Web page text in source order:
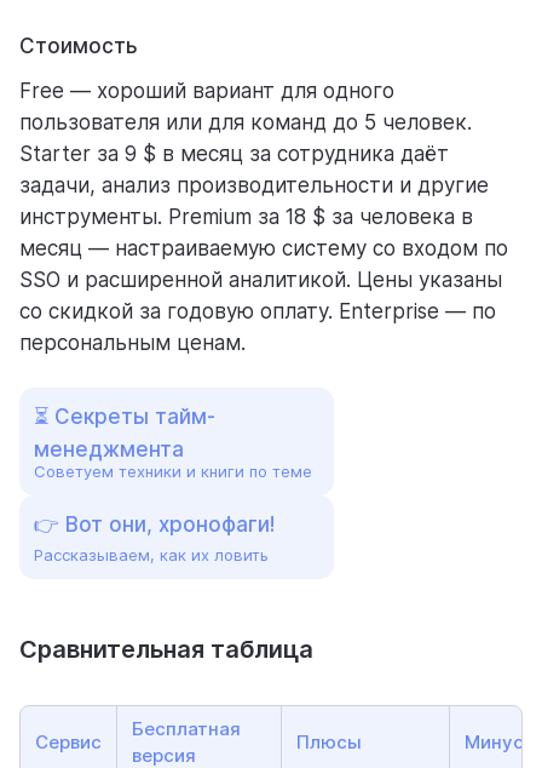
Стоимость
Free — хороший вариант для одного
пользователя или для команд до 5 человек.
Starter за 9 $ в месяц за сотрудника даёт
задачи, анализ производительности и другие
инструменты. Premium за 18 $ за человека в
месяц — настраиваемую систему со входом по
SSO и расширенной аналитикой. Цены указаны
со скидкой за годовую оплату. Enterprise — по
персональным ценам.
⏳ Секреты тайм-
менеджмента
Советуем техники и книги по теме
👉 Вот они, хронофаги!
Рассказываем, как их ловить
Сравнительная таблица
Сервис
Бесплатная
версия
Плюсы Минусы